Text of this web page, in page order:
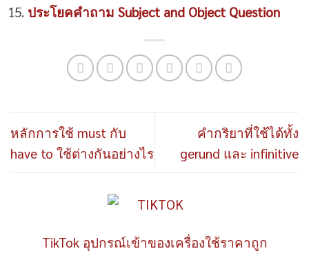
ประโยคคำถาม Subject and Object Question
หลักการใช้ must กับ
have to ใช้ต่างกันอย่างไร
คำกริยาที่ใช้ได้ทั้ง
gerund และ infinitive
TikTok อุปกรณ์เข้าของเครื่องใช้ราคาถูก